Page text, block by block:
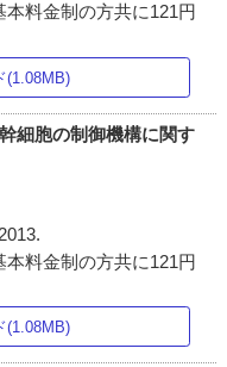
料金制の方共に121円
(1.08MB)
細胞の制御機構に関す
料金制の方共に121円
(1.08MB)